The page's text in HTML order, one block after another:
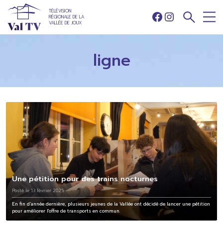
TÉLÉVISION
RÉGIONALE DE LA
VALLÉE DE JOUX
Facebook
Instagram
ligne
Une pétition pour des trains nocturnes
Posté le 13 février 2025
En fin d’année dernière, plusieurs jeunes de la Vallée ont décidé de lancer une pétition
pour améliorer l'offre de transports en commun.